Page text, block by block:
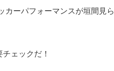
カーパフォーマンスが垣間見ら
ェックだ！